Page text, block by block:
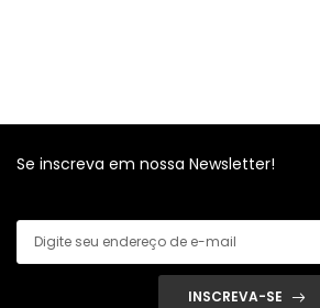
Se inscreva em nossa Newsletter!
INSCREVA-SE